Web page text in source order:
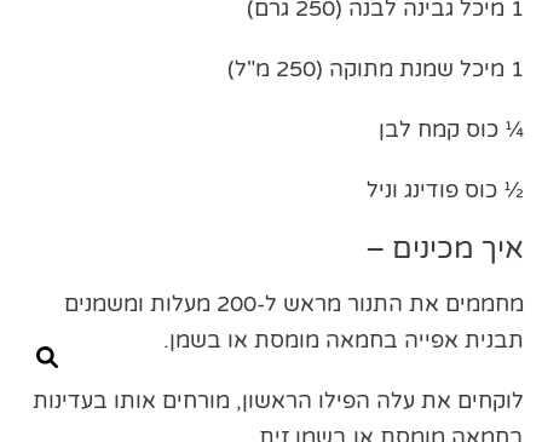
1 מיכל גבינה לבנה (250 גרם)
1 מיכל שמנת מתוקה (250 מ"ל)
¼ כוס קמח לבן
½ כוס פודינג וניל
איך מכינים –
מחממים את התנור מראש ל-200 מעלות ומשמנים
תבנית אפייה בחמאה מומסת או בשמן.
לוקחים את עלה הפילו הראשון, מורחים אותו בעדינות